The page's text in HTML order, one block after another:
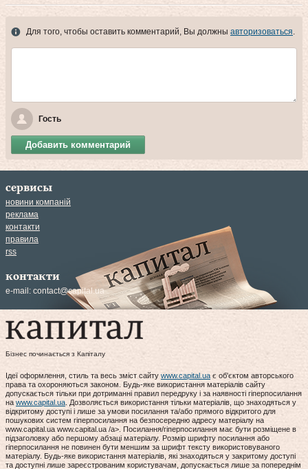
Для того, чтобы оставить комментарий, Вы должны авторизоваться
Гость
Добавить комментарий
сервисы
новини компаній
реклама
контакти
правила
rss
контакти
e-mail: contact@capital.ua
Бізнес починається з Капіталу
Ідеї оформлення, стиль та весь зміст сайту www.capital.ua є об'єктом авторського
права та охороняються законом. Будь-яке використання матеріалів сайту
допускається тільки при дотриманні правил передруку і за наявності гіперпосилання
на www.capital.ua . Дозволяється використання тільки матеріалів, що знаходяться у
відкритому доступі і лише за умови посилання та/або прямого відкритого для
пошукових систем гіперпосилання на безпосередню адресу матеріалу на
www.capital.ua www.capital.ua /a>. Посилання/гіперпосилання має бути розміщене в
підзаголовку або першому абзаці матеріалу. Розмір шрифту посилання або
гіперпосилання не повинен бути меншим за шрифт тексту використовуваного
матеріалу. Будь-яке використання матеріалів, які знаходяться у закритому доступі
та доступні лише зареєстрованим користувачам, допускається лише за попереднім